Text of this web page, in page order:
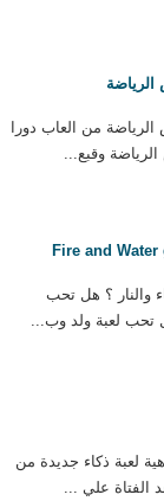
الرياضة
من العاب دورا
الرياضة وقبع...
والنار ؟ هل تحب
تحب لعبة ولد وب...
لعبة ذكاء جديدة من
الفتاة علي ...